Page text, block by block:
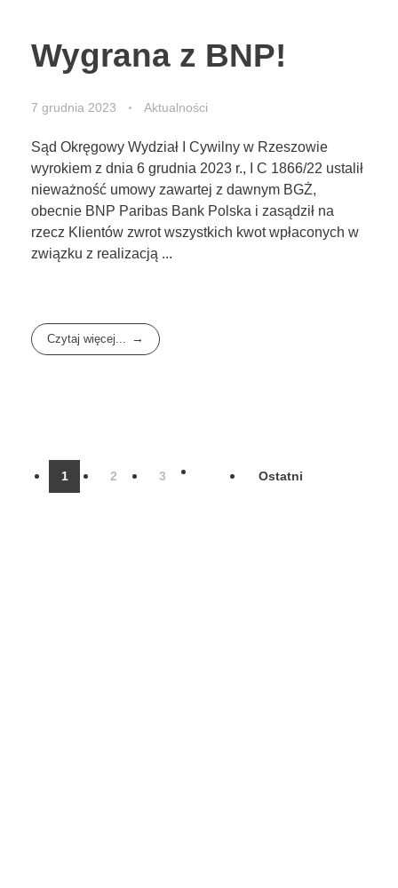
Wygrana z BNP!
7 grudnia 2023 Aktualności
Sąd Okręgowy Wydział I Cywilny w Rzeszowie
wyrokiem z dnia 6 grudnia 2023 r., I C 1866/22 ustalił
nieważność umowy zawartej z dawnym BGŻ,
obecnie BNP Paribas Bank Polska i zasądził na
rzecz Klientów zwrot wszystkich kwot wpłaconych w
związku z realizacją ...
Czytaj więcej...
1 2 3 Ostatni